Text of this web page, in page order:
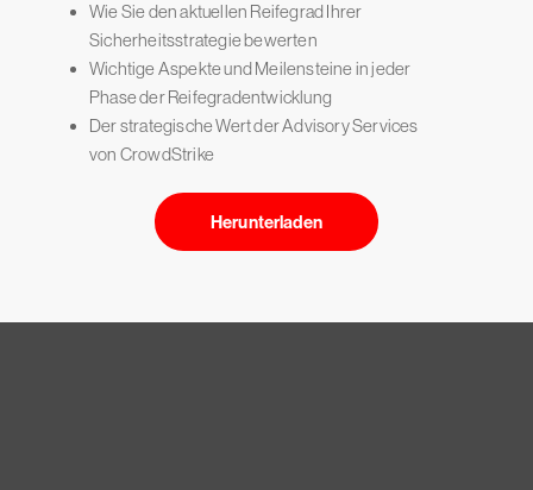
Wie Sie den aktuellen Reifegrad Ihrer
Sicherheitsstrategie bewerten
Wichtige Aspekte und Meilensteine in jeder
Phase der Reifegradentwicklung
Der strategische Wert der Advisory Services
von CrowdStrike
Herunterladen